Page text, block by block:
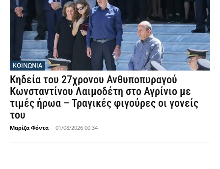
ΚΟΙΝΩΝΙΑ
Κηδεία του 27χρονου Ανθυποπυραγού
Κωνσταντίνου Λαιμοδέτη στο Αγρίνιο με
τιμές ήρωα – Τραγικές φιγούρες οι γονείς
του
Μαρίζα Φόντα - 01/08/2026 00:34